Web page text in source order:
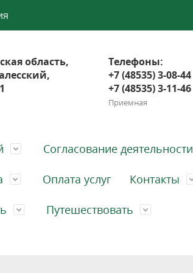
область,
Телефоны:
+7 (48535) 3-08-44
+7 (48535) 3-11-46
Приемная
Согласование деятельности
Оплата услуг Контакты
Путешествовать